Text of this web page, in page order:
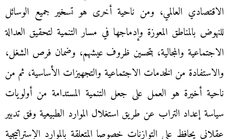
الاقتصادي العالمي، ومن ناحية أخرى هو تسخير جميع الوسائل
للنهوض بالمناطق المعوزة وإدماجها في مسار التنمية لتحقيق العدالة
الاجتماعية والمجالية، بتحسين ظروف عيشهم، وضمان فرص الشغل،
والاستفادة من الخدمات الاجتماعية والتجهيزات الأساسية، ثم من
ناحية أخيرة هو العمل على جعل التنمية المستدامة من أولويات
سياسة إعداد التراب عن طريق استغلال الموارد الطبيعية وفق تدبير
عقلاني يحافظ على التوازنات خصوصا المتعلقة بالموارد الإستراتيجية